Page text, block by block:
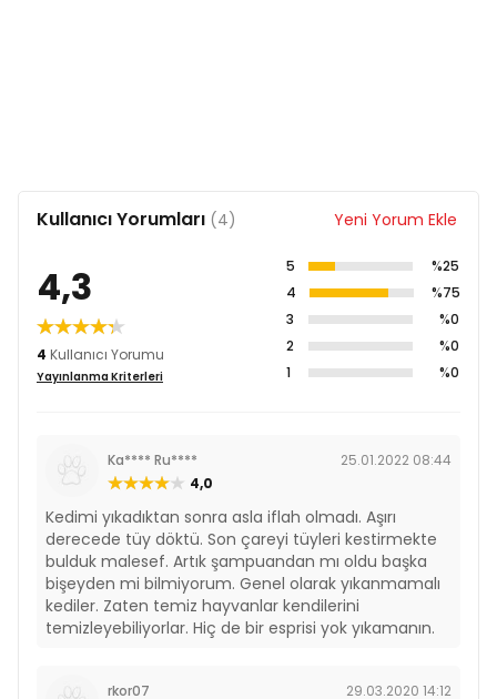
Kullanıcı Yorumları (4) Yeni Yorum Ekle
4,3
4 Kullanıcı Yorumu
Yayınlanma Kriterleri
5
%25
4
%75
3
%0
2
%0
1
%0
Ka**** Ru****
25.01.2022 08:44
4,0
Kedimi yıkadıktan sonra asla iflah olmadı. Aşırı
derecede tüy döktü. Son çareyi tüyleri kestirmekte
bulduk malesef. Artık şampuandan mı oldu başka
bişeyden mi bilmiyorum. Genel olarak yıkanmamalı
kediler. Zaten temiz hayvanlar kendilerini
temizleyebiliyorlar. Hiç de bir esprisi yok yıkamanın.
rkor07 29.03.2020 14:12